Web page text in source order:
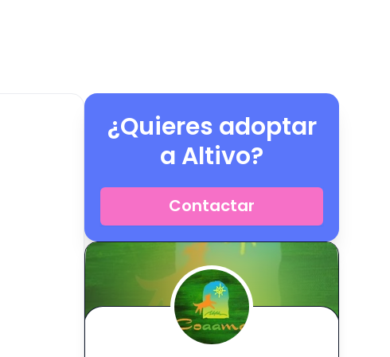
¿Quieres adoptar
a Altivo?
Contactar